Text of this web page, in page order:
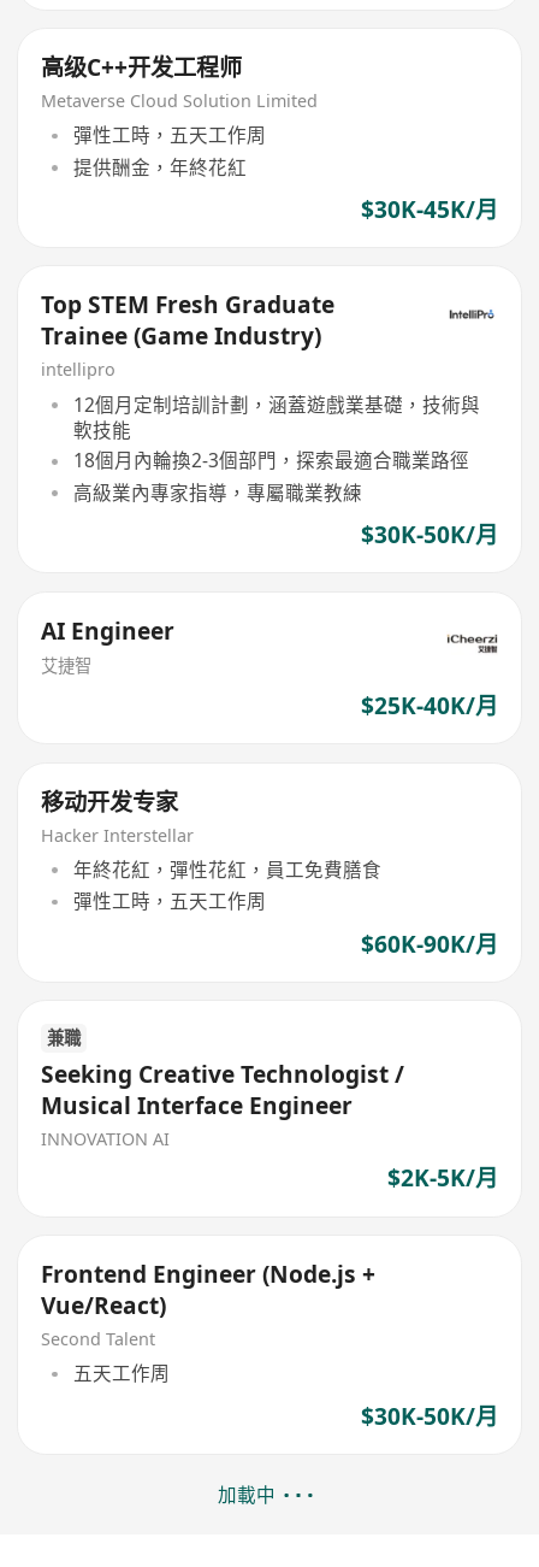
高级C++开发工程师
Metaverse Cloud Solution Limited
彈性工時，五天工作周
提供酬金，年終花紅
$30K-45K/月
Top STEM Fresh Graduate
Trainee (Game Industry)
intellipro
12個月定制培訓計劃，涵蓋遊戲業基礎，技術與
軟技能
18個月內輪換2-3個部門，探索最適合職業路徑
高級業內專家指導，專屬職業教練
$30K-50K/月
AI Engineer
艾捷智
$25K-40K/月
移动开发专家
Hacker Interstellar
年終花紅，彈性花紅，員工免費膳食
彈性工時，五天工作周
$60K-90K/月
兼職
Seeking Creative Technologist /
Musical Interface Engineer
INNOVATION AI
$2K-5K/月
Frontend Engineer (Node.js +
Vue/React)
Second Talent
五天工作周
$30K-50K/月
加載中